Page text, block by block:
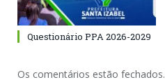
Questionário PPA 2026-2029
Os comentários estão fechados.